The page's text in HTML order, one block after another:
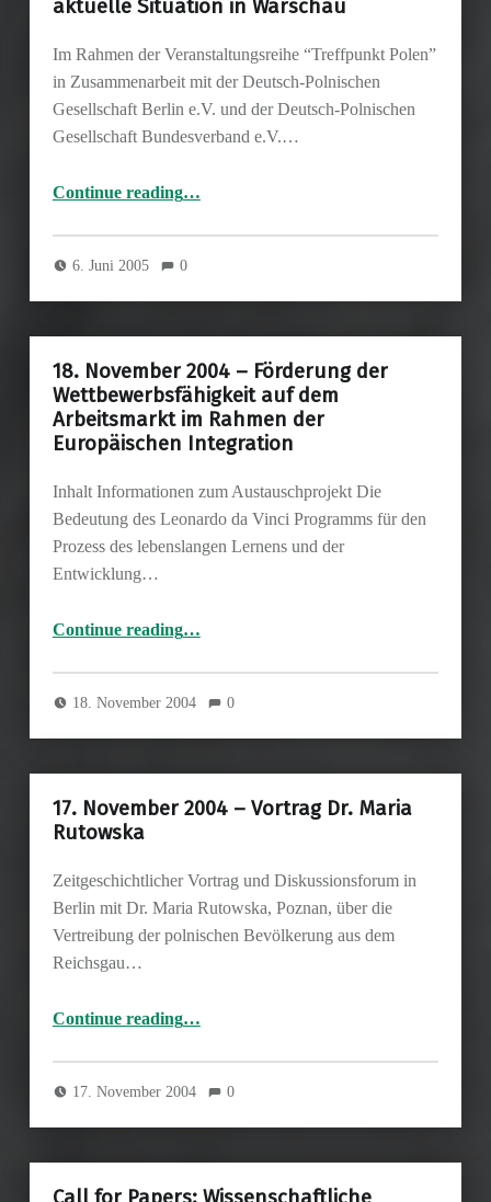
aktuelle Situation in Warschau
Im Rahmen der Veranstaltungsreihe “Treffpunkt Polen”
in Zusammenarbeit mit der Deutsch-Polnischen
Gesellschaft Berlin e.V. und der Deutsch-Polnischen
Gesellschaft Bundesverband e.V.…
Continue reading“6. Juni 2005 – Diskussion mit dem Journalisten Gerhard Gnauck über die aktuelle Situation in Warschau”
…
6. Juni 2005 0
18. November 2004 – Förderung der
Wettbewerbsfähigkeit auf dem
Arbeitsmarkt im Rahmen der
Europäischen Integration
Inhalt Informationen zum Austauschprojekt Die
Bedeutung des Leonardo da Vinci Programms für den
Prozess des lebenslangen Lernens und der
Entwicklung…
Continue reading“18. November 2004 – Förderung der Wettbewerbsfähigkeit auf dem Arbeitsmarkt im Rahmen der Europäischen Integration”
…
18. November 2004 0
17. November 2004 – Vortrag Dr. Maria
Rutowska
Zeitgeschichtlicher Vortrag und Diskussionsforum in
Berlin mit Dr. Maria Rutowska, Poznan, über die
Vertreibung der polnischen Bevölkerung aus dem
Reichsgau…
Continue reading“17. November 2004 – Vortrag Dr. Maria Rutowska”
…
17. November 2004 0